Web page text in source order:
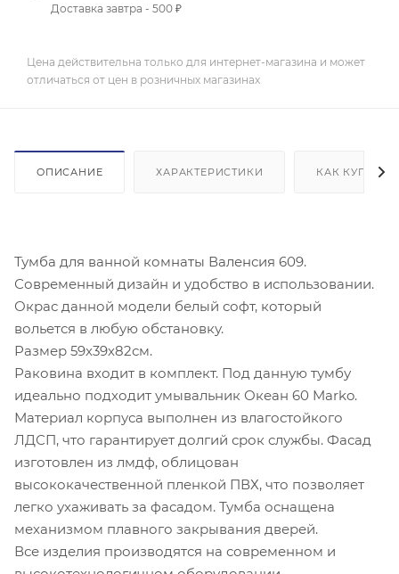
Доставка завтра - 500 ₽
Цена действительна только для интернет-магазина и может
отличаться от цен в розничных магазинах
ОПИСАНИЕ ХАРАКТЕРИСТИКИ КАК КУПИТЬ
Тумба для ванной комнаты Валенсия 609.
Современный дизайн и удобство в использовании.
Окрас данной модели белый софт, который
вольется в любую обстановку.
Размер 59х39х82см.
Раковина входит в комплект. Под данную тумбу
идеально подходит умывальник Океан 60 Marko.
Материал корпуса выполнен из влагостойкого
ЛДСП, что гарантирует долгий срок службы. Фасад
изготовлен из лмдф, облицован
высококачественной пленкой ПВХ, что позволяет
легко ухаживать за фасадом. Тумба оснащена
механизмом плавного закрывания дверей.
Все изделия производятся на современном и